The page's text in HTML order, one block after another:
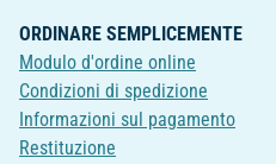
ORDINARE SEMPLICEMENTE
Modulo d'ordine online
Condizioni di spedizione
Informazioni sul pagamento
Restituzione